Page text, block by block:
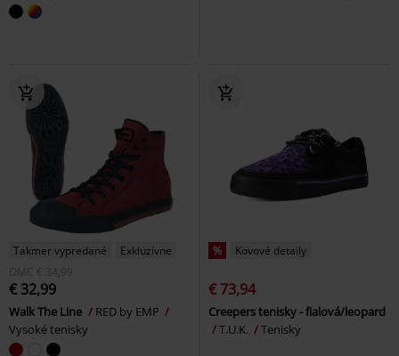
Takmer vypredané
Exkluzívne
OMC € 34,99
€ 32,99
Walk The Line
RED by EMP
Vysoké tenisky
% Kovové detaily
€ 73,94
Creepers tenisky - fialová/leopard
T.U.K.
Tenisky